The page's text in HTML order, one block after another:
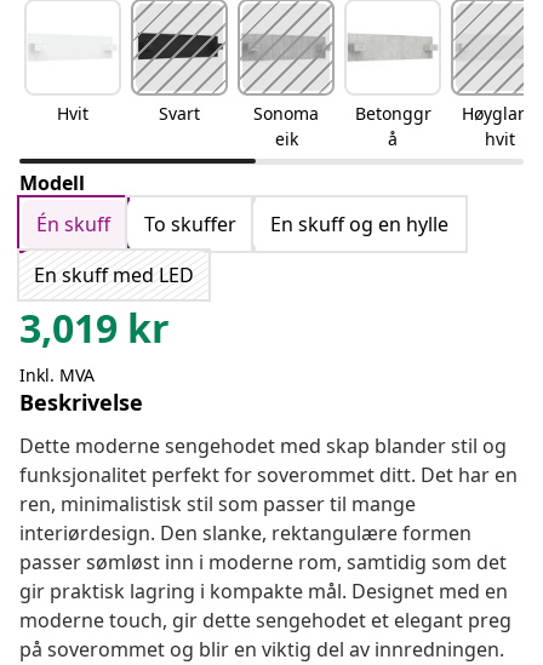
Hvit Svart
Sonoma
eik
Betonggr
å
Høyglans
hvit
Modell
Én skuff
To skuffer
En skuff og en hylle
En skuff med LED
3,019 kr
Inkl. MVA
Beskrivelse
Dette moderne sengehodet med skap blander stil og
funksjonalitet perfekt for soverommet ditt. Det har en
ren, minimalistisk stil som passer til mange
interiørdesign. Den slanke, rektangulære formen
passer sømløst inn i moderne rom, samtidig som det
gir praktisk lagring i kompakte mål. Designet med en
moderne touch, gir dette sengehodet et elegant preg
på soverommet og blir en viktig del av innredningen.